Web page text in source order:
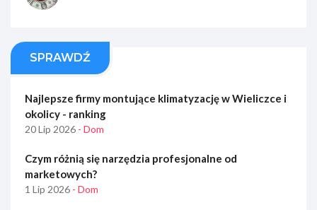
SPRAWDŹ
Najlepsze firmy montujące klimatyzację w Wieliczce i
okolicy - ranking
20 Lip 2026 - Dom
Czym różnią się narzędzia profesjonalne od
marketowych?
1 Lip 2026 - Dom